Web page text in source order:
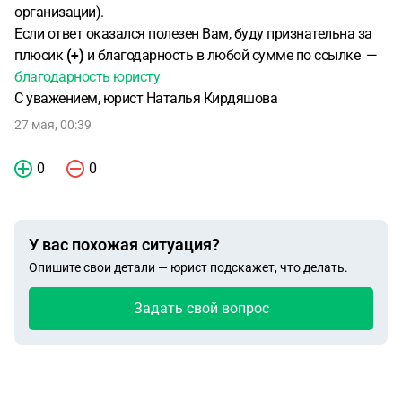
организации).
Если ответ оказался полезен Вам, буду признательна за
плюсик (+) и благодарность в любой сумме по ссылке —
благодарность юристу
С уважением, юрист Наталья Кирдяшова
27 мая, 00:39
0 0
У вас похожая ситуация?
Опишите свои детали — юрист подскажет, что делать.
Задать свой вопрос